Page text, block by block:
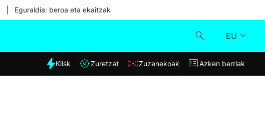
Eguraldia: beroa eta ekaitzak
EU
Eguraldia
Klisk
Klisk Zuretzat Zuzenekoak Azken berriak